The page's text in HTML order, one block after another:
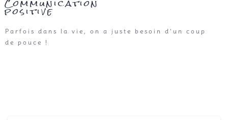
positive
Parfois dans la vie, on a juste besoin d’un coup
de pouce !